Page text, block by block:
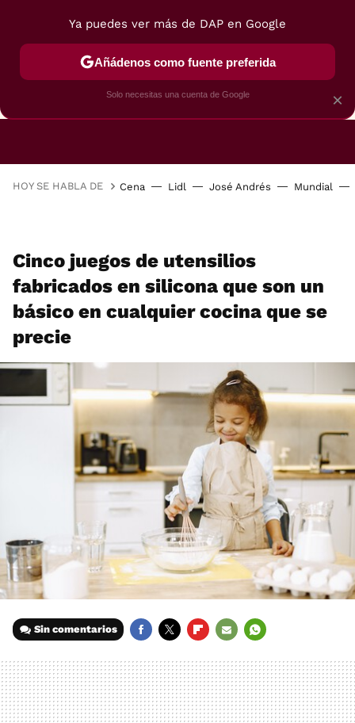
FREIDORAS DE AIRE GUÍAS DE
HOY SE HABLA DE Cena Lidl José Andrés Mundial
Cinco juegos de utensilios
fabricados en silicona que son un
básico en cualquier cocina que se
precie
Sin comentarios
MAIL
×
Ya puedes ver más de DAP en Google
Añádenos como fuente preferida
Solo necesitas una cuenta de Google